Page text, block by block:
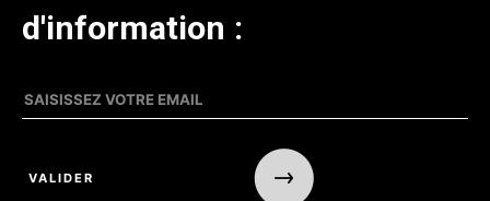
d'information :